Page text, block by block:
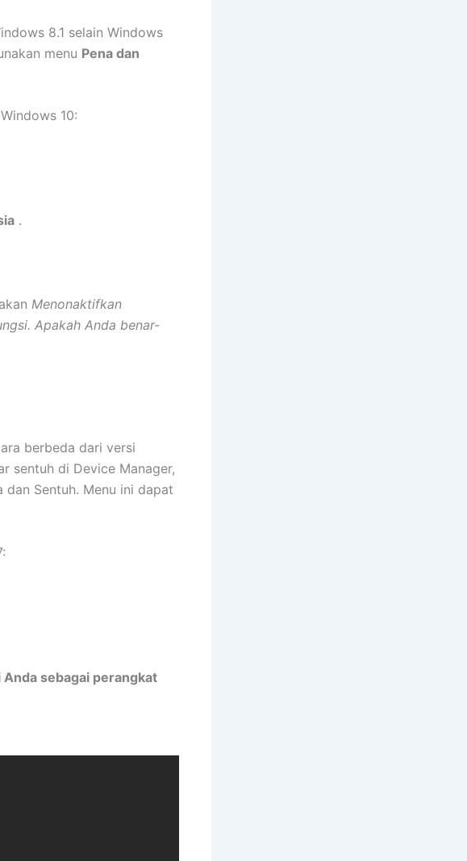
8.1 selain Windows
menu Pena dan
10:
.
Menonaktifkan
Apakah Anda benar-
berbeda dari versi
sentuh di Device Manager,
Sentuh. Menu ini dapat
Anda sebagai perangkat